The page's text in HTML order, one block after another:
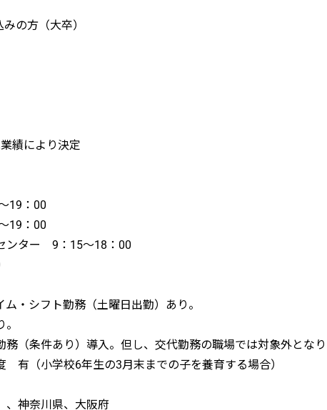
の方（大卒）
績により決定
19：00
19：00
ンター 9：15～18：00
・シフト勤務（土曜日出勤）あり。
（条件あり）導入。但し、交代勤務の職場では対象外となり
有（小学校6年生の3月末までの子を養育する場合）
、神奈川県、大阪府